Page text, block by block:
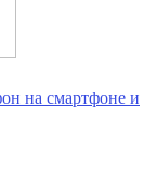
на смартфоне и